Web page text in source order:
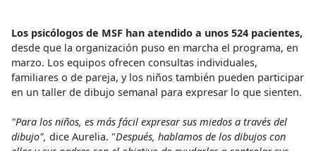
Los psicólogos de MSF han atendido a unos 524 pacientes,
desde que la organización puso en marcha el programa, en
marzo. Los equipos ofrecen consultas individuales,
familiares o de pareja, y los niños también pueden participar
en un taller de dibujo semanal para expresar lo que sienten.
"Para los niños, es más fácil expresar sus miedos a través del
dibujo", dice Aurelia. "Después, hablamos de los dibujos con